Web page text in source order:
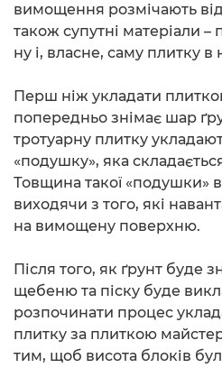
вимощення розмічають
також супутні матеріали –
ну і, власне, саму плитку в
Перш ніж укладати
попередньо знімає шар
тротуарну плитку
«подушку», яка
Товщина такої «подушки»
виходячи з того, які
на вимощену поверхню.
Після того, як ґрунт буде
щебеню та піску буде
розпочинати процес
плитку за плиткою
тим, щоб висота блоків